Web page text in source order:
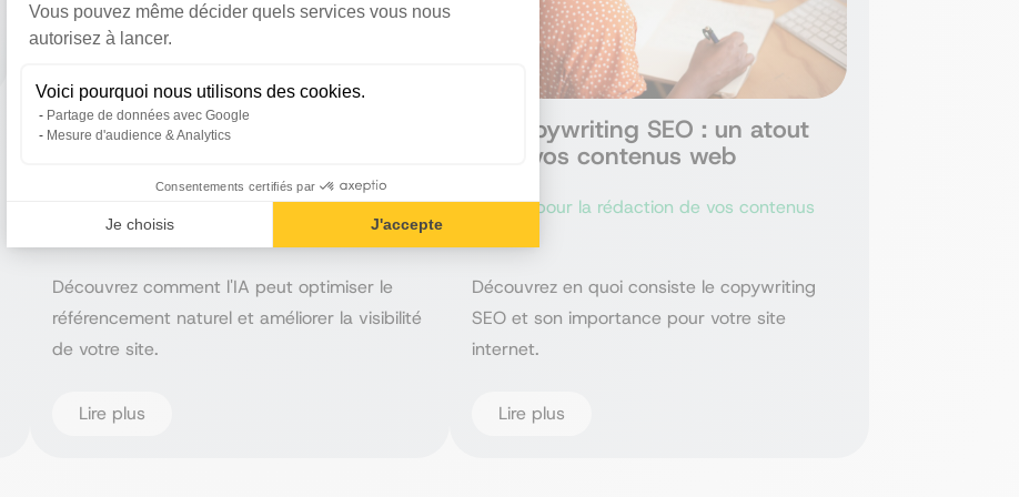
Vous pouvez même décider quels services vous nous
autorisez à lancer.
Voici pourquoi nous utilisons des cookies.
Partage de données avec Google
Mesure d'audience & Analytics
Consentements certifiés par
Je choisis J'accepte
Comment l’IA vous aide-t-elle à
Conseil pour la rédaction de vos contenus
Découvrez comment l'IA peut optimiser le
référencement naturel et améliorer la visibilité
de votre site.
Lire plus
Le copywriting SEO : un atout
pour vos contenus web
Conseil pour la rédaction de vos contenus
Découvrez en quoi consiste le copywriting
SEO et son importance pour votre site
internet.
Lire plus